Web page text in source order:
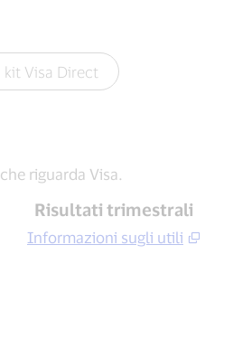
kit Visa Direct
riguarda Visa.
Risultati trimestrali
Informazioni sugli utili